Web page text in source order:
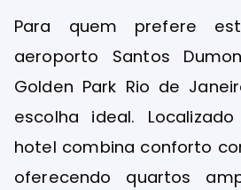
Para quem prefere
aeroporto Santos
Golden Park Rio de
escolha ideal.
hotel combina conforto
oferecendo quartos